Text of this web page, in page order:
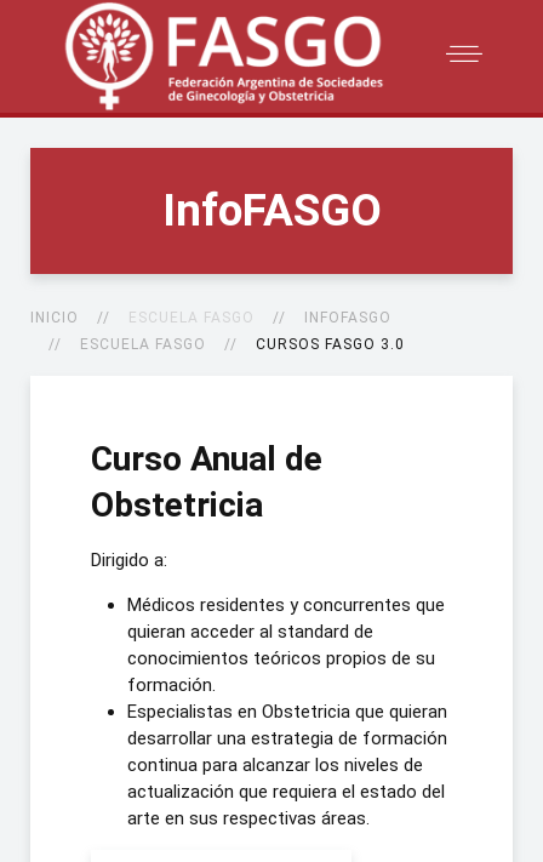
InfoFASGO
INICIO ESCUELA FASGO
INFOFASGO
ESCUELA FASGO
CURSOS FASGO 3.0
Curso Anual de
Obstetricia
Dirigido a:
Médicos residentes y concurrentes que
quieran acceder al standard de
conocimientos teóricos propios de su
formación.
Especialistas en Obstetricia que quieran
desarrollar una estrategia de formación
continua para alcanzar los niveles de
actualización que requiera el estado del
arte en sus respectivas áreas.